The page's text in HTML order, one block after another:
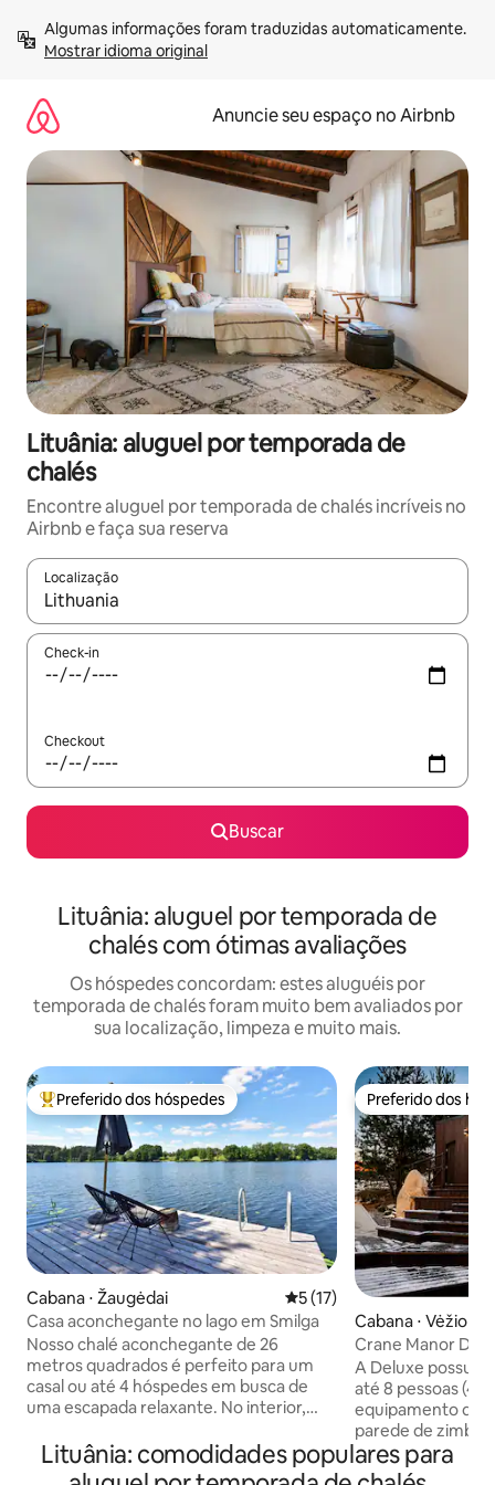
para
Mostrar idioma original
Anuncie seu espaço no Airbnb
Lituânia: aluguel por temporada de
chalés
Encontre aluguel por temporada de chalés incríveis no
Airbnb e faça sua reserva
Localização
Quando os resultados estiverem disponíveis, explore-os
Check-in
Checkout
Buscar
Lituânia: aluguel por temporada de
chalés com ótimas avaliações
Os hóspedes concordam: estes aluguéis por
temporada de chalés foram muito bem avaliados por
sua localização, limpeza e muito mais.
Entre os melhores preferidos dos hóspedes
Preferido dos hóspedes
Cabana ⋅ Žaugėdai 5 de uma avaliação média
5 (17)
Casa aconchegante no lago em Smilga
Nosso chalé aconchegante de 26
metros quadrados é perfeito para um
casal ou até 4 hóspedes em busca de
uma escapada relaxante. No interior,
área de jantar, uma cama de casal,
opções de dormitório adicionais e um
Preferido dos
Preferido dos
Cabana ⋅ Vėžionys
Crane Manor
A Deluxe possui
até 8 pessoas
equipamento de
parede de zimbro
panorâmicas
de 2 quartos.
Lituânia: comodidades populares para